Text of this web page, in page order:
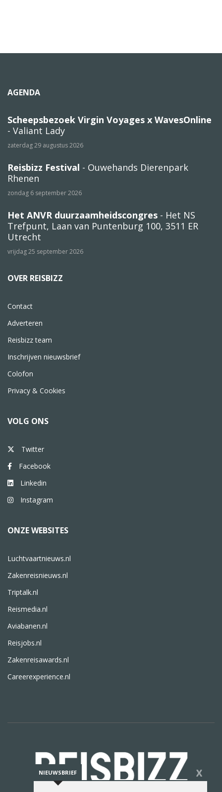
AGENDA
Scheepsbezoek Virgin Voyages x WavesOnline
- Valiant Lady
zaterdag 29 augustus 2026
Reisbizz Festival - Ouwehands Dierenpark
Rhenen
zondag 6 september 2026
Het ANVR duurzaamheidscongres - Het NS
Trefpunt, Laan van Puntenburg 100, 3511 ER
Utrecht
vrijdag 25 september 2026
OVER REISBIZZ
Contact
Adverteren
Reisbizz team
Inschrijven nieuwsbrief
Colofon
Privacy & Cookies
VOLG ONS
Twitter
Facebook
Linkedin
Instagram
ONZE WEBSITES
Luchtvaartnieuws.nl
Zakenreisnieuws.nl
Triptalk.nl
Reismedia.nl
Aviabanen.nl
Reisjobs.nl
Zakenreisawards.nl
Careerexperience.nl
NIEUWSBRIEF X